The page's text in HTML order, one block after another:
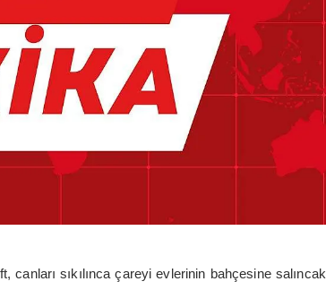
sıkılınca çareyi evlerinin bahçesine salıncak